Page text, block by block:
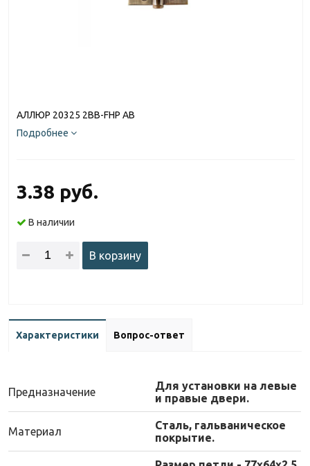
АЛЛЮР 20325 2BB-FHP AB
Подробнее
3.38 руб.
В наличии
В корзину
Характеристики Вопрос-ответ
Предназначение
Для установки на левые
и правые двери.
Материал
Сталь, гальваническое
покрытие.